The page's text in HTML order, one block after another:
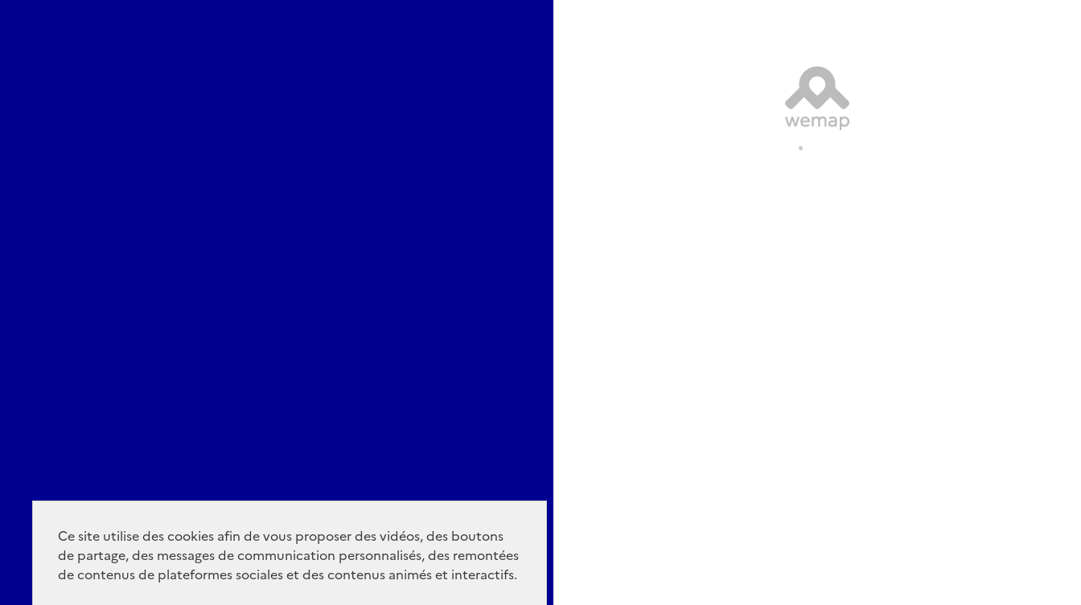
Ce site utilise des cookies afin de vous proposer des vidéos, des boutons
de partage, des messages de communication personnalisés, des remontées
de contenus de plateformes sociales et des contenus animés et interactifs.